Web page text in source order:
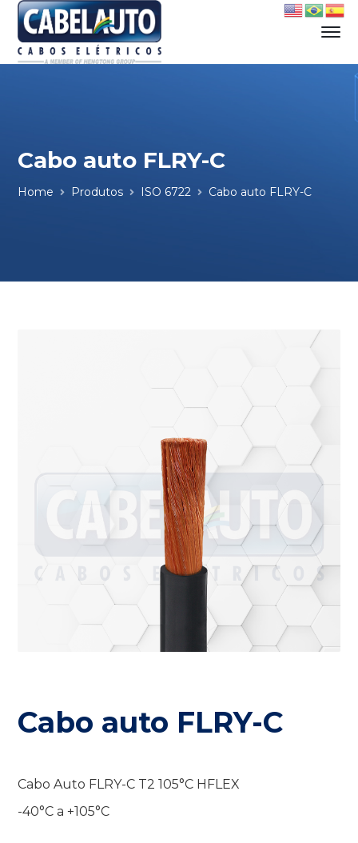
Cabo auto FLRY-C
Home Produtos ISO 6722 Cabo auto FLRY-C
Cabo auto FLRY-C
Cabo Auto FLRY-C T2 105°C HFLEX
-40°C a +105°C
os resultados de preenchimento